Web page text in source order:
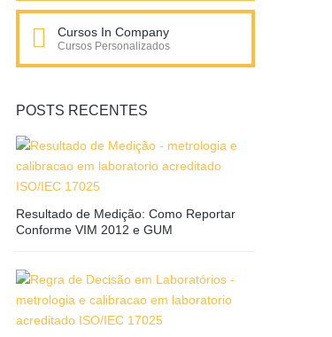
Cursos In Company
Cursos Personalizados
POSTS RECENTES
Resultado de Medição: Como Reportar
Conforme VIM 2012 e GUM